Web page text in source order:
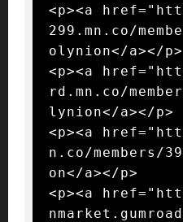
<p><a
299.mn.co/
olynion</a></p>
<p><a
rd.mn.co/
lynion</a></p>
<p><a
n.co/members/
on</a></p>
<p><a